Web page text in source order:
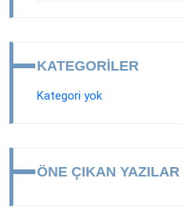
KATEGORILER
Kategori yok
ÖNE ÇIKAN YAZILAR